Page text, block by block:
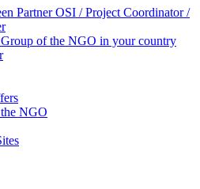
Partner OSI / Project Coordinator /
of the NGO in your country
NGO